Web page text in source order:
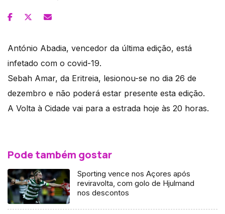
António Abadia, vencedor da última edição, está
infetado com o covid-19.
Sebah Amar, da Eritreia, lesionou-se no dia 26 de
dezembro e não poderá estar presente esta edição.
A Volta à Cidade vai para a estrada hoje às 20 horas.
Pode também gostar
Sporting vence nos Açores após
reviravolta, com golo de Hjulmand
nos descontos